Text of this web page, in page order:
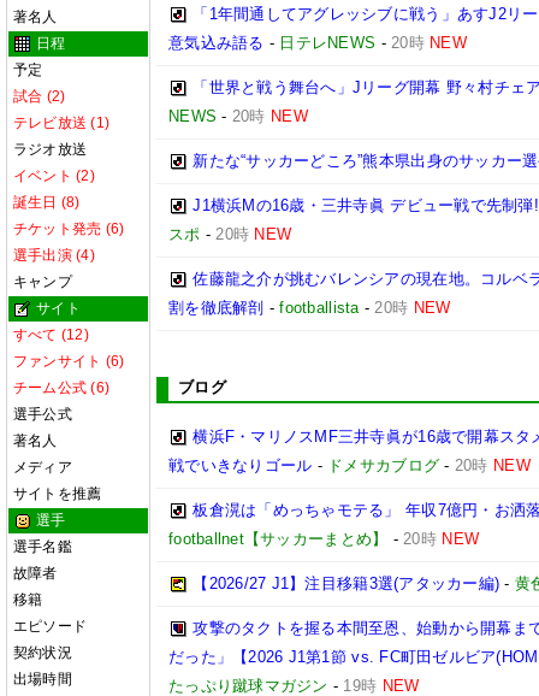
著名人
日程
予定
試合 (2)
テレビ放送 (1)
ラジオ放送
イベント (2)
誕生日 (8)
チケット発売 (6)
選手出演 (4)
キャンプ
サイト
すべて (12)
ファンサイト (6)
チーム公式 (6)
選手公式
著名人
メディア
サイトを推薦
選手
選手名鑑
故障者
移籍
エピソード
契約状況
出場時間
「1年間通してアグレッシブに戦う」あすJ2リ
意気込み語る - 日テレNEWS -20時 NEW
「世界と戦う舞台へ」Jリーグ開幕 野々村チェ
NEWS - 20時 NEW
新たな“サッカーどころ”熊本県出身のサッカー
J1横浜Mの16歳・三井寺眞 デビュー戦で先制
スポ -20時 NEW
佐藤龍之介が挑むバレンシアの現在地。コルベ
割を徹底解剖 -footballista-20時 NEW
ブログ
横浜F・マリノスMF三井寺眞が16歳で開幕ス
戦でいきなりゴール - ドメサカブログ - 20時 NEW
板倉滉は「めっちゃモテる」 年収7億円・お洒
footballnet【サッカーまとめ】
-20時 NEW
【2026/27 J1】注目移籍3選(アタッカー編) -黄
攻撃のタクトを握る本間至恩、始動から開幕ま
だった」【2026 J1第1節 vs. FC町田ゼルビア
たっぷり蹴球マガジン - 19時 NEW